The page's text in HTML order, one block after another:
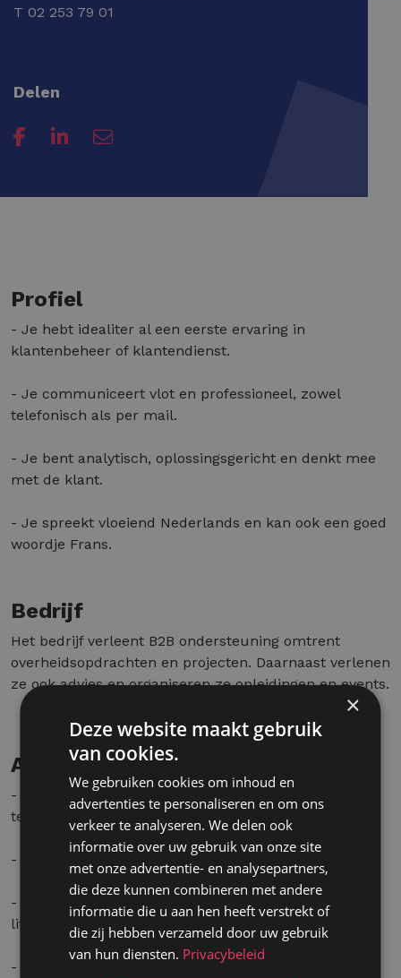
T 02 253 79 01
Delen
Profiel
- Je hebt idealiter al een eerste ervaring in
klantenbeheer of klantendienst.
- Je communiceert vlot en professioneel, zowel
telefonisch als per mail.
- Je bent analytisch, oplossingsgericht en denkt mee
met de klant.
- Je spreekt vloeiend Nederlands en kan ook een goed
woordje Frans.
Bedrijf
Het bedrijf verleent B2B ondersteuning omtrent
overheidsopdrachten en projecten. Daarnaast verlenen
ze ook advies en organiseren ze opleidingen en events.
Aanbod
- Een leuke en dynamische werksfeer met echte
teamspirit .
- Maandelijkse drinks en verrassende incentives.
- Flexibele werkmogelijkheden en een gezonde work-
life balance.
- Gezonde extra¹s zoals verse soep, fruit en
×
Deze website maakt gebruik
van cookies.
We gebruiken cookies om inhoud en
advertenties te personaliseren en om ons
verkeer te analyseren. We delen ook
informatie over uw gebruik van onze site
met onze advertentie- en analysepartners,
die deze kunnen combineren met andere
informatie die u aan hen heeft verstrekt of
die zij hebben verzameld door uw gebruik
van hun diensten. Privacybeleid